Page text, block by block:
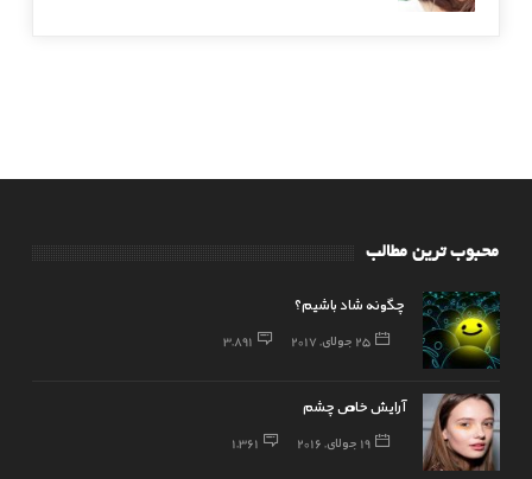
محبوب ترین مطالب
چگونه شاد باشیم؟
25 جولای, 2017 3,891
آرایش خاص چشم
19 جولای, 2016 1,361